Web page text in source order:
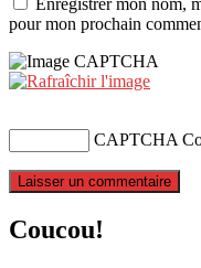
pour mon prochain
CAPTCHA
Coucou!